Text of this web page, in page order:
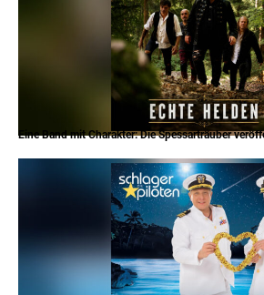
Eine Band mit Charakter: Die Spessarträuber